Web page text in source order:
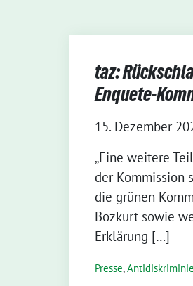
taz:
Enquete-
15. Dezember
„Eine weitere
der Kommission
die grünen
Bozkurt sowie
Erklärung […]
Presse,